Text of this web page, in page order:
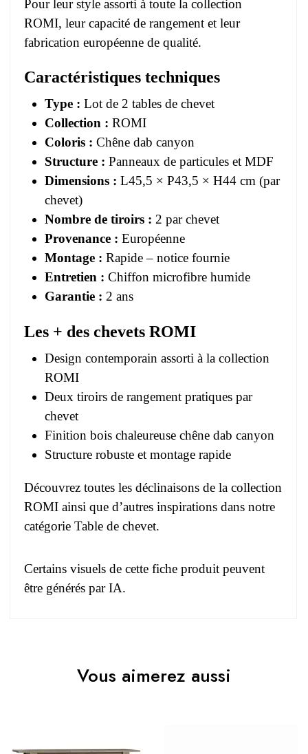
Pour leur style assorti à toute la collection
ROMI, leur capacité de rangement et leur
fabrication européenne de qualité.
Caractéristiques techniques
Type : Lot de 2 tables de chevet
Collection : ROMI
Coloris : Chêne dab canyon
Structure : Panneaux de particules et MDF
Dimensions : L45,5 × P43,5 × H44 cm (par
chevet)
Nombre de tiroirs : 2 par chevet
Provenance : Européenne
Montage : Rapide – notice fournie
Entretien : Chiffon microfibre humide
Garantie : 2 ans
Les + des chevets ROMI
Design contemporain assorti à la collection
ROMI
Deux tiroirs de rangement pratiques par
chevet
Finition bois chaleureuse chêne dab canyon
Structure robuste et montage rapide
Découvrez toutes les déclinaisons de la collection
ROMI ainsi que d’autres inspirations dans notre
catégorie Table de chevet.
Certains visuels de cette fiche produit peuvent
être générés par IA.
Adulte
Vous devez vous connecter pour laisser un avis
Vous aimerez aussi